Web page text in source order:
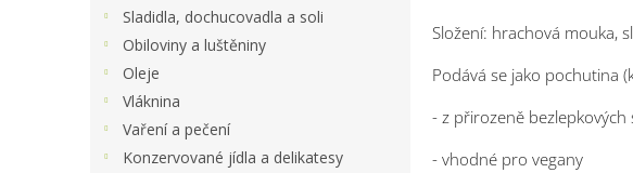
Sladidla, dochucovadla a soli
Obiloviny a luštěniny
Oleje
Vláknina
Vaření a pečení
Konzervované jídla a delikatesy
Složení: hrachová mouka,
Podává se jako pochutina
- z přirozeně bezlepkových
- vhodné pro vegany